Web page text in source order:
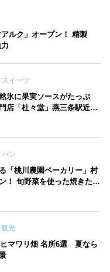
ルク」オープン！ 精製
スイーツ
氷に果実ソースがたっぷ
店「杜々堂」燕三条駅近く
パン
「桃川農園ベーカリー」村
！ 旬野菜を使った焼きたて
観光
マワリ畑 名所6選 夏なら